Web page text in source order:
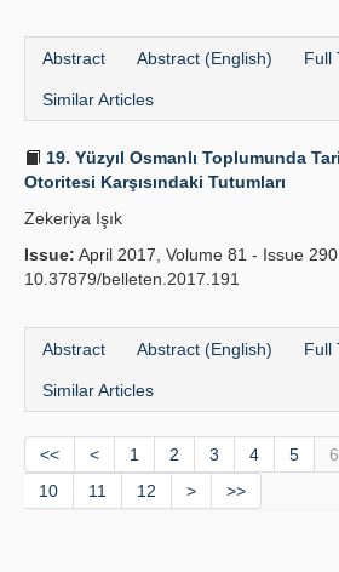
Abstract Abstract (English) Full
Similar Articles
19. Yüzyıl Osmanlı Toplumunda
Otoritesi Karşısındaki Tutumları
Zekeriya Işık
Issue: April 2017, Volume 81 - Issue 290
10.37879/belleten.2017.191
Abstract Abstract (English) Full
Similar Articles
<< < 1 2 3 4 5 6
10
11 12 > >>